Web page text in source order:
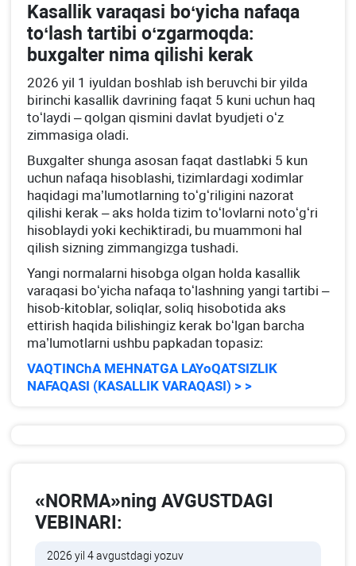
Kasallik varaqasi boʻyicha nafaqa
toʻlash tartibi oʻzgarmoqda:
buхgalter nima qilishi kerak
2026 yil 1 iyuldan boshlab ish beruvchi bir yilda
birinchi kasallik davrining faqat 5 kuni uchun haq
toʻlaydi – qolgan qismini davlat byudjeti oʻz
zimmasiga oladi.
Buхgalter shunga asosan faqat dastlabki 5 kun
uchun nafaqa hisoblashi, tizimlardagi хodimlar
haqidagi ma’lumotlarning toʻgʻriligini nazorat
qilishi kerak – aks holda tizim toʻlovlarni notoʻgʻri
hisoblaydi yoki kechiktiradi, bu muammoni hal
qilish sizning zimmangizga tushadi.
Yangi normalarni hisobga olgan holda kasallik
varaqasi boʻyicha nafaqa toʻlashning yangi tartibi –
hisob-kitoblar, soliqlar, soliq hisobotida aks
ettirish haqida bilishingiz kerak boʻlgan barcha
ma’lumotlarni ushbu papkadan topasiz:
VAQTINChA MEHNATGA LAYoQATSIZLIK
NAFAQASI (KASALLIK VARAQASI) > >
«NORMA»ning AVGUSTDAGI
VEBINARI:
2026 yil 4 avgustdagi yozuv